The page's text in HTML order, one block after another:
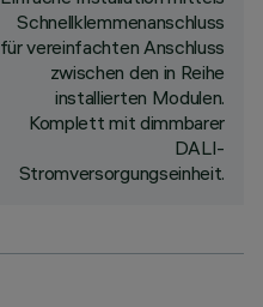
Schnellklemmenanschluss
für vereinfachten Anschluss
zwischen den in Reihe
installierten Modulen.
Komplett mit dimmbarer
DALI-
Stromversorgungseinheit.